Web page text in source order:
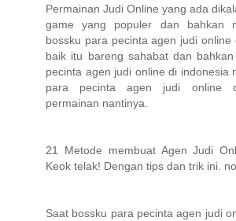
Permainan Judi Online yang ada
game yang populer dan bahkan
bossku para pecinta agen judi online
baik itu bareng sahabat dan
pecinta agen judi online di indonesia
para pecinta agen judi online
permainan nantinya.
21 Metode membuat Agen Judi
Keok telak! Dengan tips dan trik ini.
Saat bossku para pecinta agen judi